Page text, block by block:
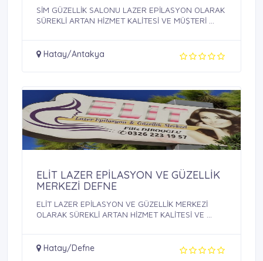
SİM GÜZELLİK SALONU LAZER EPİLASYON OLARAK
SÜREKLİ ARTAN HİZMET KALİTESİ VE MÜŞTERİ ...
Hatay/Antakya
ELİT LAZER EPİLASYON VE GÜZELLİK
MERKEZİ DEFNE
ELİT LAZER EPİLASYON VE GÜZELLİK MERKEZİ
OLARAK SÜREKLİ ARTAN HİZMET KALİTESİ VE ...
Hatay/Defne